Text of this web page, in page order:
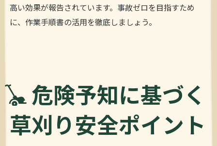
高い効果が報告されています。事故ゼロを目指すため
に、作業手順書の活用を徹底しましょう。
危険予知に基づく
草刈り安全ポイント